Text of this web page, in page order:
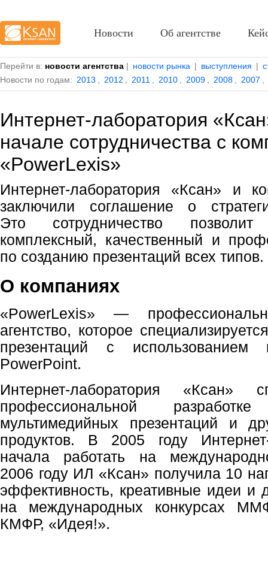
Перейти в: новости агентства | новости рынка | выступления |
Новости по годам: 2013 2012 2011 2010 2009 2008 2007
Интернет-лаборатория
начале сотрудничества с
«PowerLexis»
Интернет-лаборатория «Ксан» и
заключили соглашение о
Это сотрудничество
комплексный, качественный и
по созданию презентаций всех типов.
О компаниях
«PowerLexis» —
агентство, которое
презентаций с использованием
PowerPoint.
Интернет-лаборатория «Ксан»
профессиональной
мультимедийных презентаций и
продуктов. В 2005 году
начала работать на
2006 году ИЛ «Ксан» получила 10
эффективность, креативные идеи и
на международных конкурсах
КМФР, «Идея!».
Новости Об агентстве